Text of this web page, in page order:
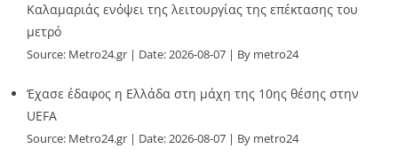
Καλαμαριάς ενόψει της λειτουργίας της επέκτασης του
μετρό
Source: Metro24.gr Date: 2026-08-07 By metro24
Έχασε έδαφος η Ελλάδα στη μάχη της 10ης θέσης στην
UEFA
Source: Metro24.gr Date: 2026-08-07 By metro24